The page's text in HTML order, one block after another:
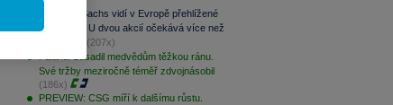
Goldman Sachs vidí v Evropě přehlížené
příležitosti. U dvou akcií očekává více než
(207x)
Palantir zasadil medvědům těžkou ránu.
Své tržby meziročně téměř zdvojnásobil
(186x)
PREVIEW: CSG míří k dalšímu růstu.